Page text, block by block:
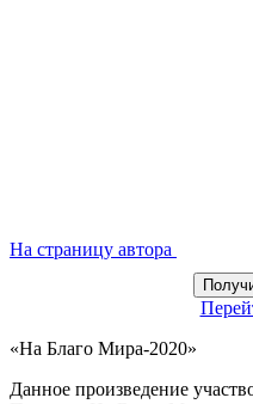
На страницу автора
«На Благо Мира-2020»
Данное произведение